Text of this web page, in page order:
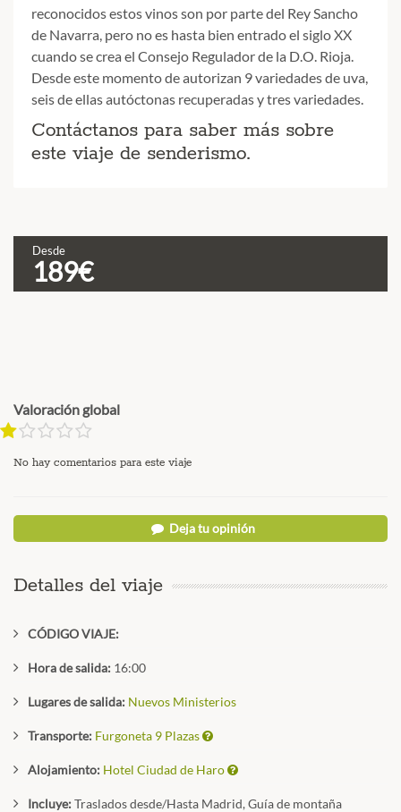
reconocidos estos vinos son por parte del Rey Sancho
de Navarra, pero no es hasta bien entrado el siglo XX
cuando se crea el Consejo Regulador de la D.O. Rioja.
Desde este momento de autorizan 9 variedades de uva,
seis de ellas autóctonas recuperadas y tres variedades.
Contáctanos para saber más sobre
este viaje de senderismo.
Desde
189€
Valoración global
No hay comentarios para este viaje
Deja tu opinión
Detalles del viaje
CÓDIGO VIAJE:
Hora de salida: 16:00
Lugares de salida: Nuevos Ministerios
Transporte: Furgoneta 9 Plazas
Alojamiento: Hotel Ciudad de Haro
Incluye:Traslados desde/Hasta Madrid, Guía de montaña